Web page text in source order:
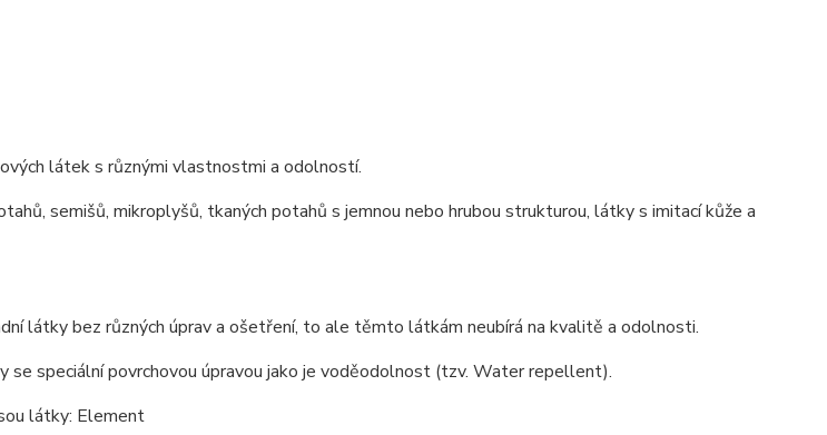
látek s různými vlastnostmi a odolností.
semišů, mikroplyšů, tkaných potahů s jemnou nebo hrubou strukturou, látky s imitací kůže a
látky bez různých úprav a ošetření, to ale těmto látkám neubírá na kvalitě a odolnosti.
se speciální povrchovou úpravou jako je voděodolnost (tzv. Water repellent).
látky: Element